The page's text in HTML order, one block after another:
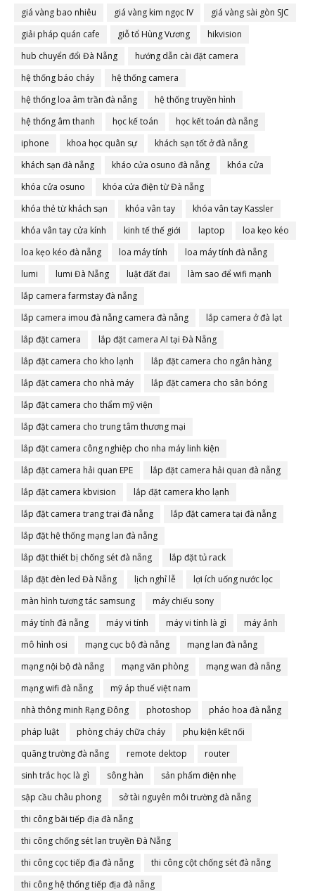
giá vàng bao nhiêu giá vàng kim ngọc IV
giá vàng sài gòn SJC
giải pháp quán cafe
giỗ tổ Hùng Vương
hikvision
hub chuyển đổi Đà Nẵng
hướng dẫn cài đặt camera
hệ thống báo cháy
hệ thống camera
hệ thống loa âm trần đà nẵng
hệ thống truyền hình
hệ thống âm thanh
học kế toán
học kết toán đà nẵng
iphone
khoa học quân sự
khách sạn tốt ở đà nẵng
khách sạn đà nẵng
kháo cửa osuno đà nẵng
khóa cửa
khóa cửa osuno
khóa cửa điện từ Đà nẵng
khóa thẻ từ khách sạn
khóa vân tay
khóa vân tay Kassler
khóa vân tay cửa kính
kinh tế thế giới laptop
loa kẹo kéo
loa kẹo kéo đà nẵng
loa máy tính
loa máy tính đà nẵng
lumi
lumi Đà Nẵng luật đất đai
làm sao để wifi mạnh
lắp camera farmstay đà nẵng
lắp camera imou đà nẵng camera đà nẵng
lắp camera ở đà lạt
lắp đặt camera
lắp đặt camera AI tại Đà Nẵng
lắp đặt camera cho kho lạnh
lắp đặt camera cho ngân hàng
lắp đặt camera cho nhà máy
lắp đặt camera cho sân bóng
lắp đặt camera cho thẩm mỹ viện
lắp đặt camera cho trung tâm thương mại
lắp đặt camera công nghiệp cho nha máy linh kiện
lắp đặt camera hải quan EPE
lắp đặt camera hải quan đà nẵng
lắp đặt camera kbvision
lắp đặt camera kho lạnh
lắp đặt camera trang trại đà nẵng
lắp đặt camera tại đà nẵng
lắp đặt hệ thống mạng lan đà nẵng
lắp đặt thiết bị chống sét đà nẵng
lắp đặt tủ rack
lắp đặt đèn led Đà Nẵng
lịch nghỉ lễ
lợi ích uống nước lọc
màn hình tương tác samsung
máy chiếu sony
máy tính đà nẵng
máy vi tính máy vi tính là gì
máy ảnh
mô hình osi
mạng cục bộ đà nẵng
mạng lan đà nẵng
mạng nội bộ đà nẵng
mạng văn phòng
mạng wan đà nẵng
mạng wifi đà nẵng
mỹ áp thuế việt nam
nhà thông minh Rạng Đông
photoshop
pháo hoa đà nẵng
pháp luật
phòng cháy chữa cháy
phụ kiện kết nối
quãng trường đà nẵng
remote dektop
router
sinh trắc học là gì
sông hàn
sản phẩm điện nhẹ
sập cầu châu phong
sở tài nguyên môi trường đà nẵng
thi công bãi tiếp địa đà nẵng
thi công chống sét lan truyền Đà Nẵng
thi công cọc tiếp địa đà nẵng
thi công cột chống sét đà nẵng
thi công hệ thống tiếp địa đà nẵng